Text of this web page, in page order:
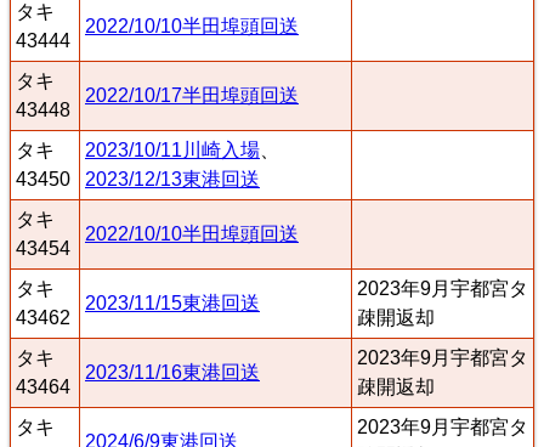
タキ
43444
2022/10/10半田埠頭回送
タキ
43448
2022/10/17半田埠頭回送
タキ
43450
2023/10/11川崎入場
2023/12/13東港回送
タキ
43454
2022/10/10半田埠頭回送
タキ
43462
2023/11/15東港回送
2023年9月宇都宮タ
疎開返却
タキ
43464
2023/11/16東港回送
2023年9月宇都宮タ
疎開返却
タキ
2024/6/9東港回送
2023年9月宇都宮タ